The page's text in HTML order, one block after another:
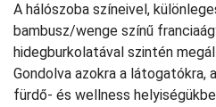
A hálószoba színeivel,
bambusz/wenge színű
hidegburkolatával szintén
Gondolva azokra a látogatókra,
fürdő- és wellness